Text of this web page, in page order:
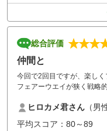
総合評価
仲間と
今回で2回目ですが、楽しく
フェアーウエイが狭く戦略
ヒロカメ君さん （男
平均スコア：80～89